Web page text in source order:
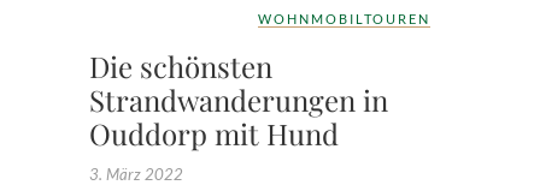
WOHNMOBILTOUREN
Die schönsten
Strandwanderungen in
Ouddorp mit Hund
3. März 2022